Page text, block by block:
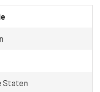
Staten